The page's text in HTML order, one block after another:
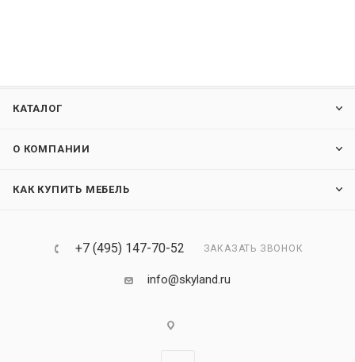
КАТАЛОГ
О КОМПАНИИ
КАК КУПИТЬ МЕБЕЛЬ
+7 (495) 147-70-52 ЗАКАЗАТЬ ЗВОНОК
info@skyland.ru